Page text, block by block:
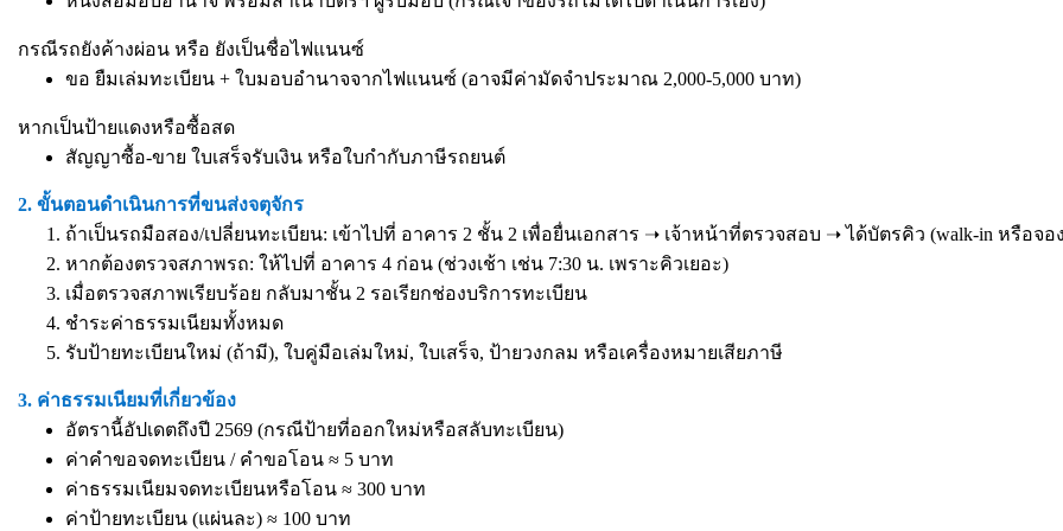
กรณีรถยังค้างผ่อน หรือ ยังเป็นชื่อไฟแนนซ์
ขอ ยืมเล่มทะเบียน + ใบมอบอำนาจจากไฟแนนซ์ (อาจมีค่ามัดจำประมาณ 2,000-5,000 บาท)
หากเป็นป้ายแดงหรือซื้อสด
สัญญาซื้อ-ขาย ใบเสร็จรับเงิน หรือใบกำกับภาษีรถยนต์
2. ขั้นตอนดำเนินการที่ขนส่งจตุจักร
ถ้าเป็นรถมือสอง/เปลี่ยนทะเบียน: เข้าไปที่ อาคาร 2 ชั้น 2 เพื่อยื่นเอกสาร ➝ เจ้าหน้าที่ตรวจสอบ ➝ ได้บัตรคิว (walk-in หรือจอ
หากต้องตรวจสภาพรถ: ให้ไปที่ อาคาร 4 ก่อน (ช่วงเช้า เช่น 7:30 น. เพราะคิวเยอะ)
เมื่อตรวจสภาพเรียบร้อย กลับมาชั้น 2 รอเรียกช่องบริการทะเบียน
ชำระค่าธรรมเนียมทั้งหมด
รับป้ายทะเบียนใหม่ (ถ้ามี), ใบคู่มือเล่มใหม่, ใบเสร็จ, ป้ายวงกลม หรือเครื่องหมายเสียภาษี
3. ค่าธรรมเนียมที่เกี่ยวข้อง
อัตรานี้อัปเดตถึงปี 2569 (กรณีป้ายที่ออกใหม่หรือสลับทะเบียน)
ค่าคำขอจดทะเบียน / คำขอโอน ≈ 5 บาท
ค่าธรรมเนียมจดทะเบียนหรือโอน ≈ 300 บาท
ค่าป้ายทะเบียน (แผ่นละ) ≈ 100 บาท